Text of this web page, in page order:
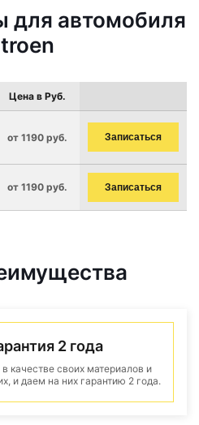
для автомобиля
Цена в Руб.
от 1190 руб. Записаться
от 1190 руб. Записаться
2 года
качестве своих материалов и
и даем на них гарантию 2 года.